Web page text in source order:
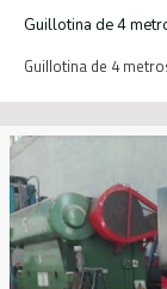
Guillotina de 4
Guillotina de 4